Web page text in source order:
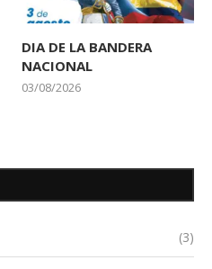
DIA DE LA BANDERA
NACIONAL
03/08/2026
(3)